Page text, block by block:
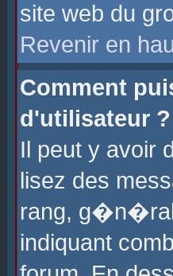
site web du
Revenir en
Comment
d'utilisateur ?
Il peut y avoir
lisez des
rang,
indiquant